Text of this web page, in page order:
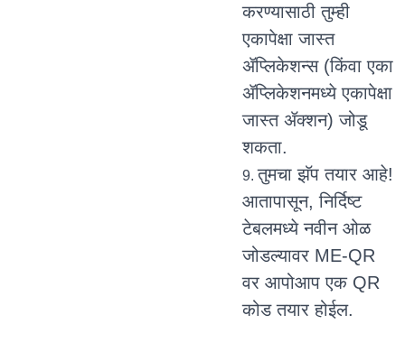
करण्यासाठी तुम्ही
एकापेक्षा जास्त
ॲप्लिकेशन्स (किंवा एका
ॲप्लिकेशनमध्ये एकापेक्षा
जास्त ॲक्शन) जोडू
शकता.
तुमचा झॅप तयार आहे!
आतापासून, निर्दिष्ट
टेबलमध्ये नवीन ओळ
जोडल्यावर ME-QR
वर आपोआप एक QR
कोड तयार होईल.